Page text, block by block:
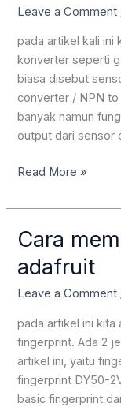
Leave a Comment
pada artikel kali ini
konverter seperti
biasa disebut
converter / NPN to
banyak namun
output dari sensor
NPN
PNP
converter
||
Sinyal
Input
adaptor
PLC
mikrokontroler
Read More »
Cara
adafruit
Leave a Comment
pada artikel ini kita
fingerprint. Ada 2
artikel ini, yaitu
fingerprint DY50-
basic fingerprint